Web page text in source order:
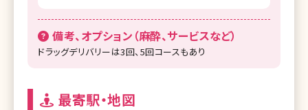
備考、オプション（麻酔、サービスなど）
ドラッグデリバリーは3回、5回コースもあり
最寄駅・地図